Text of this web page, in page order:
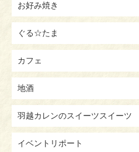
お好み焼き
ぐる☆たま
カフェ
地酒
羽越カレンのスイーツスイーツ
イベントリポート